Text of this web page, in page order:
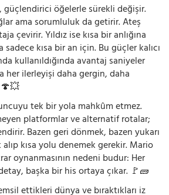
öğelerle sürekli değişir.
ama sorumluluk da getirir. Ateş
çevirir. Yıldız ise kısa bir anlığına
kısa bir an için. Bu güçler kalıcı
kullanıldığında avantaj saniyeler
her ilerleyişi daha gergin, daha
tek bir yola mahkûm etmez.
platformlar ve alternatif rotalar;
Bazen geri dönmek, bazen yukarı
kısa yolu denemek gerekir. Mario
oynanmasının nedeni budur: Her
başka bir his ortaya çıkar. 🚩🧱
ettikleri dünya ve bıraktıkları iz